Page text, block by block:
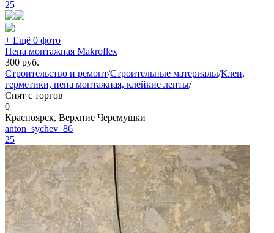
25
+ Ещё 0 фото
Пена монтажная Makroflex
300 руб.
Строительство и ремонт/Строительные материалы/Клеи,
герметики, пена монтажная, клейкие ленты/
Снят с торгов
0
Красноярск, Верхние Черёмушки
anton_sychev_86
25